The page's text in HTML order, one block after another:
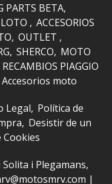
PARTS BETA
ACCESORIOS
OUTLET
SHERCO MOTO
RECAMBIOS PIAGGIO
Accesorios moto
Legal Política de
Desistir de un
Cookies
i Plegamans,
|